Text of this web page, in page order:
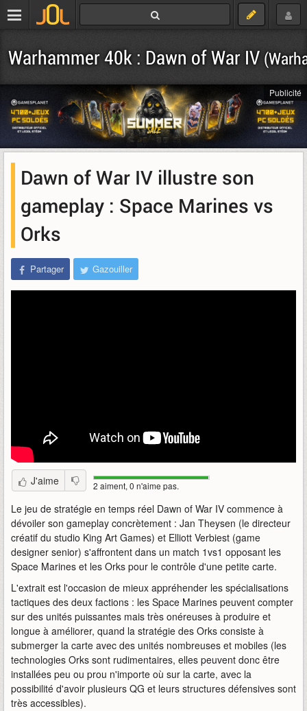
Warhammer 40k : Dawn of War IV
Publicité
Dawn of War IV illustre son
gameplay : Space Marines vs
Orks
Partager Gazouiller
J'aime 2 aiment, 0 n'aime pas.
Le jeu de stratégie en temps réel Dawn of War IV commence à
dévoiler son gameplay concrètement : Jan Theysen (le directeur
créatif du studio King Art Games) et Elliott Verbiest (game
designer senior) s'affrontent dans un match 1vs1 opposant les
Space Marines et les Orks pour le contrôle d'une petite carte.
L'extrait est l'occasion de mieux appréhender les spécialisations
tactiques des deux factions : les Space Marines peuvent compter
sur des unités puissantes mais très onéreuses à produire et
longue à améliorer, quand la stratégie des Orks consiste à
submerger la carte avec des unités nombreuses et mobiles (les
technologies Orks sont rudimentaires, elles peuvent donc être
installées peu ou prou n'importe où sur la carte, avec la
possibilité d'avoir plusieurs QG et leurs structures défensives sont
très accessibles).